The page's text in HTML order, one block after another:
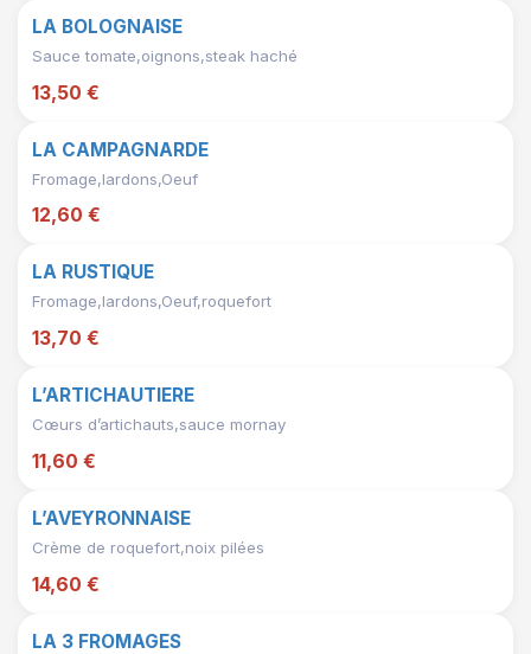
LA BOLOGNAISE
Sauce tomate,oignons,steak haché
13,50 €
LA CAMPAGNARDE
Fromage,lardons,Oeuf
12,60 €
LA RUSTIQUE
Fromage,lardons,Oeuf,roquefort
13,70 €
L’ARTICHAUTIERE
Cœurs d’artichauts,sauce mornay
11,60 €
L’AVEYRONNAISE
Crème de roquefort,noix pilées
14,60 €
LA 3 FROMAGES